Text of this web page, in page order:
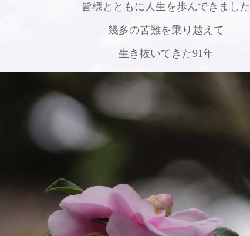
皆様とともに人生を歩んできました
幾多の苦難を乗り越えて
生き抜いてきた91年